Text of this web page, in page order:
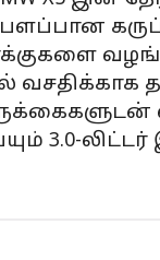
3.0-